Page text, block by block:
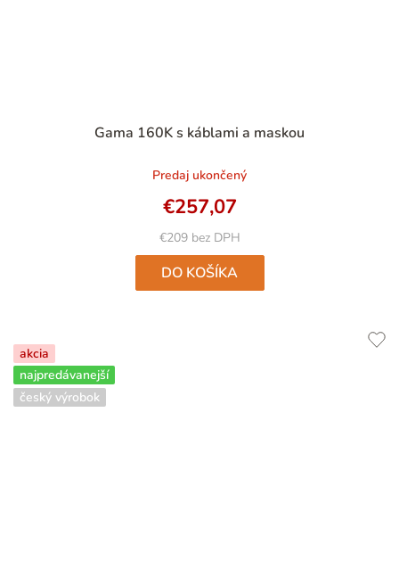
Gama 160K s káblami a maskou
hodnotenie
je
4,8
z
5
hviezdičiek.
Predaj ukončený
€209 bez DPH
€257,07
DO KOŠÍKA
akcia
najpredávanejší
český výrobok